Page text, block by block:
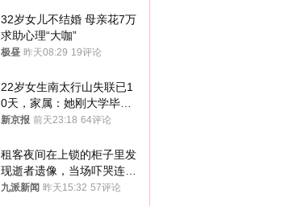
32岁女儿不结婚 母亲花7万
求助心理“大咖”
极昼 昨天08:29 19评论
22岁女生南太行山失联已1
0天，家属：她刚大学毕业
想到山里旅行
新京报 前天23:18 64评论
租客夜间在上锁的柜子里发
现逝者遗像，当场吓哭连夜
搬离，房东退还押金
九派新闻 昨天15:32 57评论